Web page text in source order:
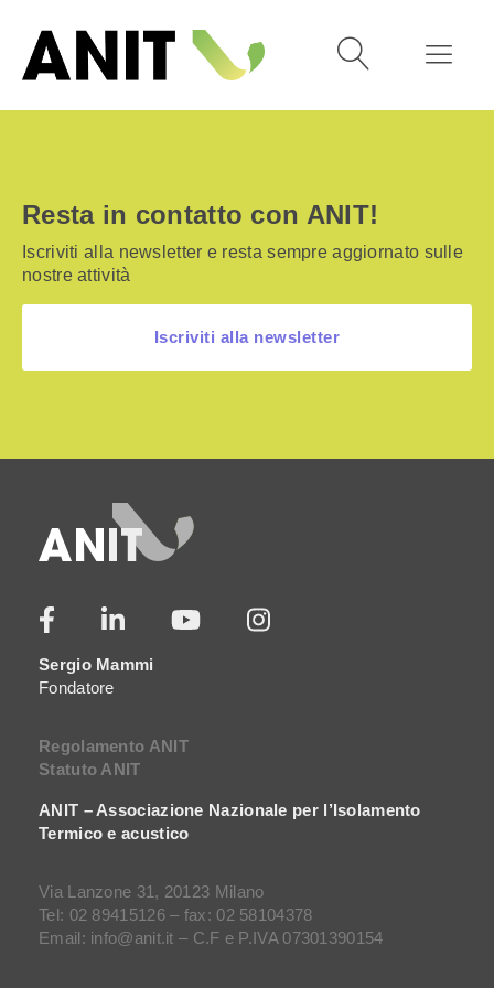
Resta in contatto con ANIT!
Iscriviti alla newsletter e resta sempre aggiornato sulle
nostre attività
Iscriviti alla newsletter
Sergio Mammi
Fondatore
Regolamento ANIT
Statuto ANIT
ANIT – Associazione Nazionale per l’Isolamento
Termico e acustico
Via Lanzone 31, 20123 Milano
Tel: 02 89415126 – fax: 02 58104378
Email: info@anit.it – C.F e P.IVA 07301390154